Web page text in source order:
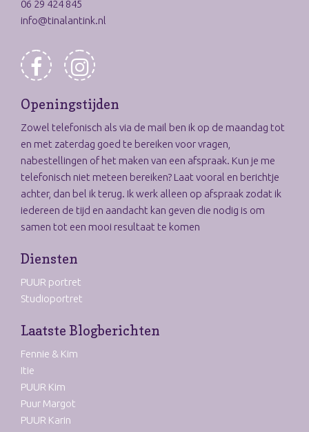
06 29 424 845
info@tinalantink.nl
Openingstijden
Zowel telefonisch als via de mail ben ik op de maandag tot
en met zaterdag goed te bereiken voor vragen,
nabestellingen of het maken van een afspraak. Kun je me
telefonisch niet meteen bereiken? Laat vooral en berichtje
achter, dan bel ik terug. Ik werk alleen op afspraak zodat ik
iedereen de tijd en aandacht kan geven die nodig is om
samen tot een mooi resultaat te komen
Diensten
PUUR portret
Studioportret
Laatste Blogberichten
Fennie & Kim
Itie
PUUR Kim
Puur Margot
PUUR Karin